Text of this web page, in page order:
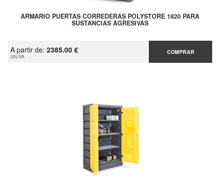
ARMARIO PUERTAS CORREDERAS POLYSTORE 1820 PARA
SUSTANCIAS AGRESIVAS
A partir de: 2385.00 €
SIN IVA
COMPRAR